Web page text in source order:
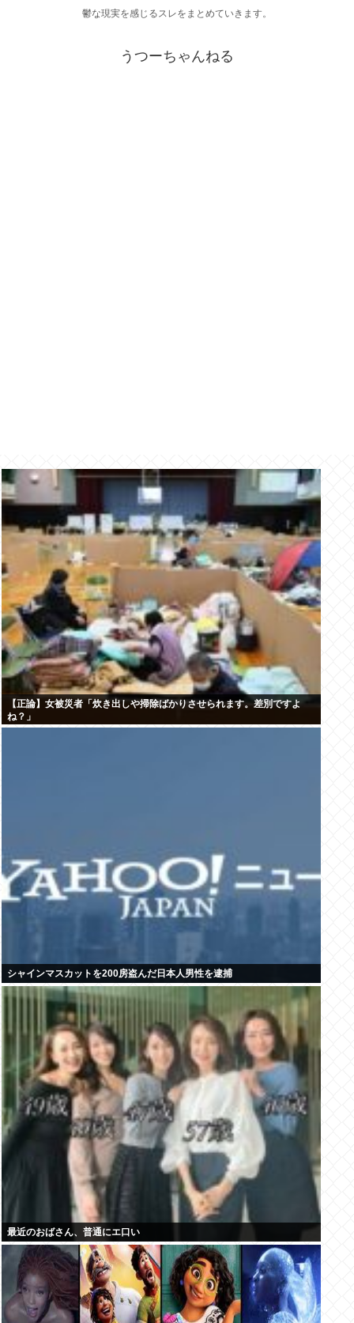
鬱な現実を感じるスレをまとめていきます。
うつーちゃんねる
【正論】女被災者「炊き出しや掃除ばかりさせられます。差別ですよ
ね？」
シャインマスカットを200房盗んだ日本人男性を逮捕
最近のおばさん、普通にエ口い